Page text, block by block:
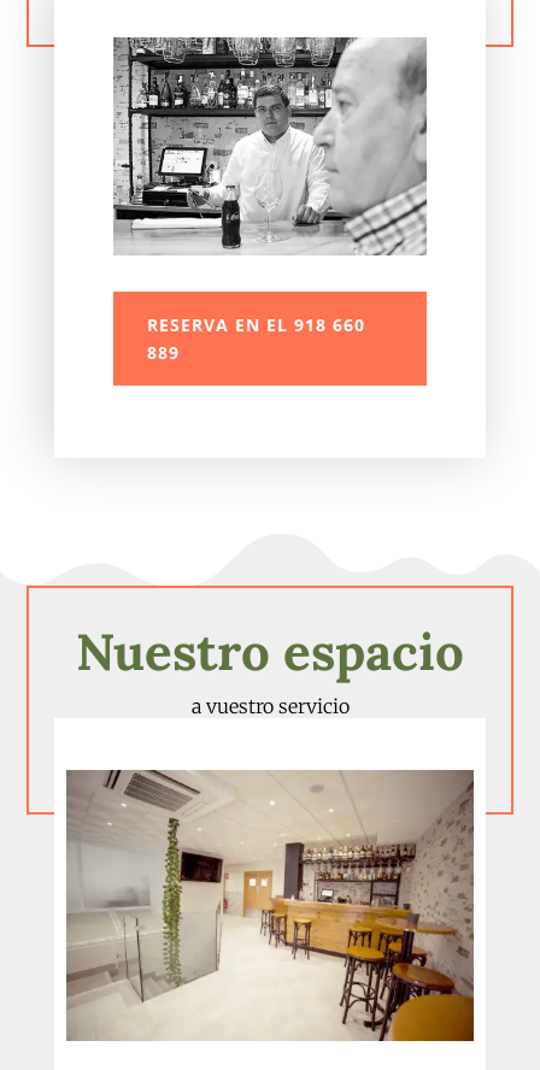
RESERVA EN EL 918 660
889
Nuestro espacio
a vuestro servicio